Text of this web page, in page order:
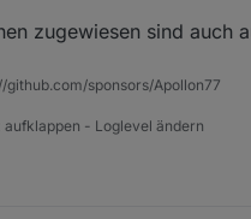
genutz) anzulegen, das artet
zugewiesen sind auch
sponsors/Apollon77
aufklappen - Loglevel ändern